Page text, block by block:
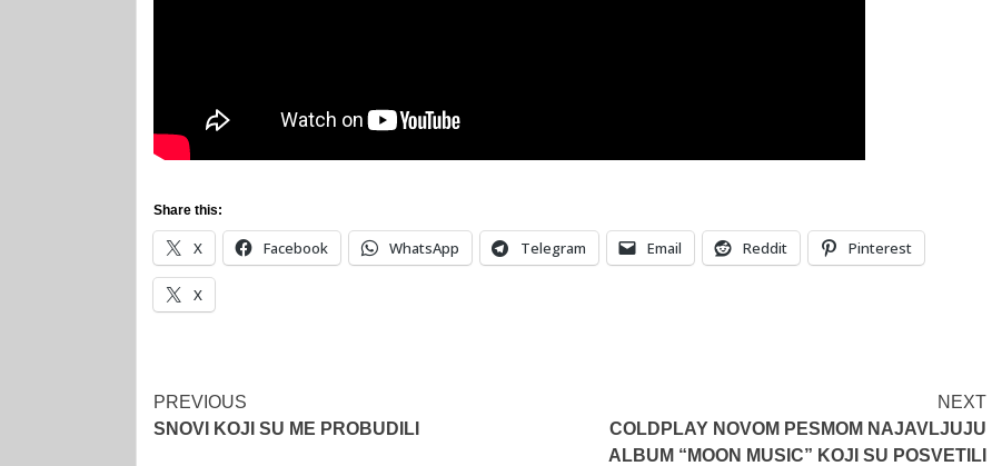
Share this:
X Facebook WhatsApp Telegram Email Reddit Pinterest
X
Post
navigation
PREVIOUS
SNOVI KOJI SU ME PROBUDILI
NEXT
COLDPLAY NOVOM PESMOM NAJAVLJUJU
ALBUM “MOON MUSIC” KOJI SU POSVETILI